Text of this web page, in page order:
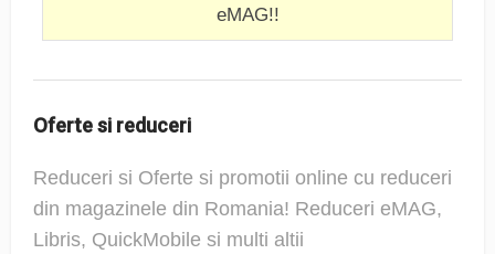
eMAG!!
Oferte si reduceri
Reduceri si Oferte si promotii online cu reduceri
din magazinele din Romania! Reduceri eMAG,
Libris, QuickMobile si multi altii